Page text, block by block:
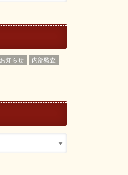
お知らせ
内部監査